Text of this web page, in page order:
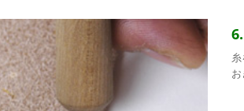
6.
お